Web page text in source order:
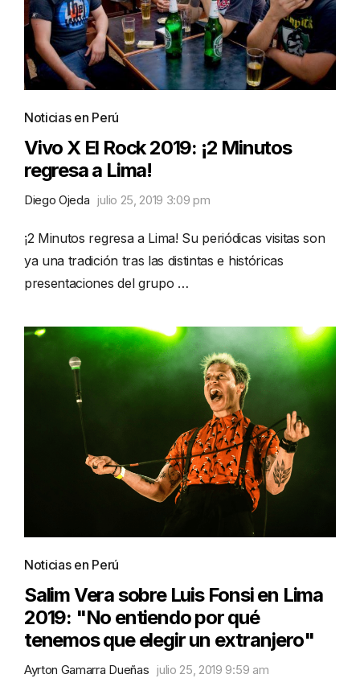
Noticias en Perú
Vivo X El Rock 2019: ¡2 Minutos
regresa a Lima!
Diego Ojeda julio 25, 2019 3:09 pm
¡2 Minutos regresa a Lima! Su periódicas visitas son
ya una tradición tras las distintas e históricas
presentaciones del grupo …
Noticias en Perú
Salim Vera sobre Luis Fonsi en Lima
2019: "No entiendo por qué
tenemos que elegir un extranjero"
Ayrton Gamarra Dueñas julio 25, 2019 9:59 am